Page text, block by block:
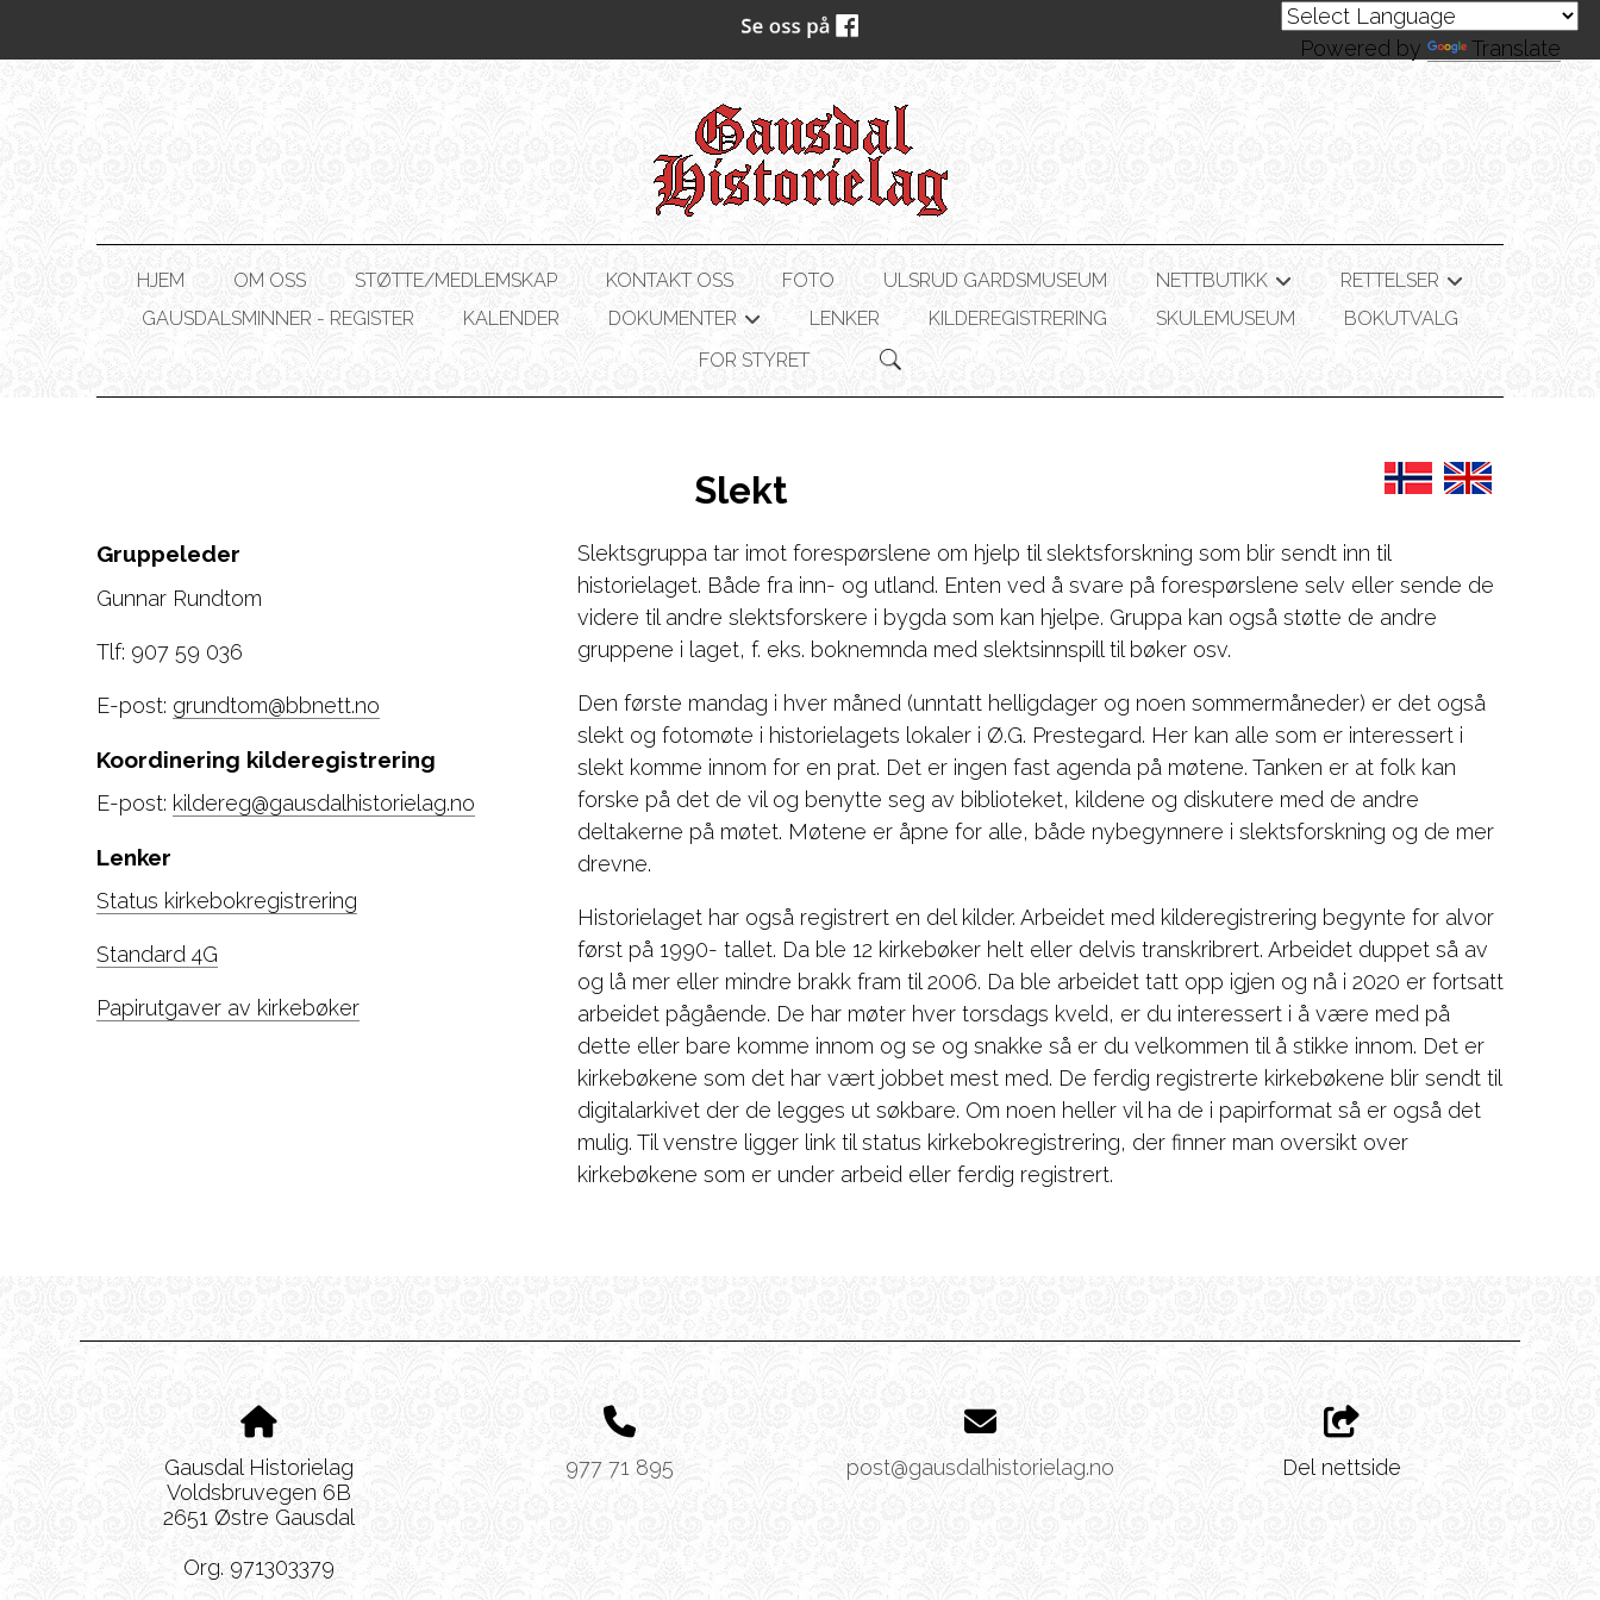
HJEM OM OSS STØTTE/MEDLEMSKAP KONTAKT OSS FOTO ULSRUD GARDSMUSEUM NETTBUTIKK
RETTELSER
GAUSDALSMINNER - REGISTER
KALENDER DOKUMENTER LENKER KILDEREGISTRERING SKULEMUSEUM
BOKUTVALG
FOR STYRET
Slekt
Gruppeleder
Gunnar Rundtom
Tlf: 907 59 036
E-post: grundtom@bbnett.no
Koordinering kilderegistrering
E-post: kildereg@gausdalhistorielag.no
Lenker
Status kirkebokregistrering
Standard 4G
Papirutgaver av kirkebøker
Slektsgruppa tar imot forespørslene om hjelp til slektsforskning som blir sendt inn til
historielaget. Både fra inn- og utland. Enten ved å svare på forespørslene selv eller sende de
videre til andre slektsforskere i bygda som kan hjelpe. Gruppa kan også støtte de andre
gruppene i laget, f. eks. boknemnda med slektsinnspill til bøker osv.
Den første mandag i hver måned (unntatt helligdager og noen sommermåneder) er det også
slekt og fotomøte i historielagets lokaler i Ø.G. Prestegard. Her kan alle som er interessert i
slekt komme innom for en prat. Det er ingen fast agenda på møtene. Tanken er at folk kan
forske på det de vil og benytte seg av biblioteket, kildene og diskutere med de andre
deltakerne på møtet. Møtene er åpne for alle, både nybegynnere i slektsforskning og de mer
drevne.
Historielaget har også registrert en del kilder. Arbeidet med kilderegistrering begynte for alvor
først på 1990- tallet. Da ble 12 kirkebøker helt eller delvis transkribrert. Arbeidet duppet så av
og lå mer eller mindre brakk fram til 2006. Da ble arbeidet tatt opp igjen og nå i 2020 er fortsatt
arbeidet pågående. De har møter hver torsdags kveld, er du interessert i å være med på
dette eller bare komme innom og se og snakke så er du velkommen til å stikke innom. Det er
kirkebøkene som det har vært jobbet mest med. De ferdig registrerte kirkebøkene blir sendt til
digitalarkivet der de legges ut søkbare. Om noen heller vil ha de i papirformat så er også det
mulig. Til venstre ligger link til status kirkebokregistrering, der finner man oversikt over
kirkebøkene som er under arbeid eller ferdig registrert.
Powered by Translate
Gausdal Historielag
Voldsbruvegen 6B
2651 Østre Gausdal
Org. 971303379
977 71 895 post@gausdalhistorielag.no Del nettside